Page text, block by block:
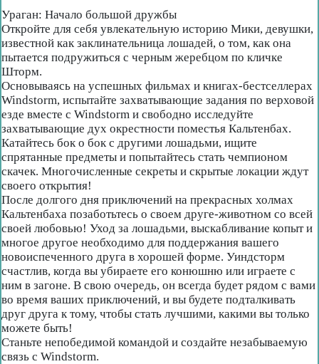
Ураган: Начало большой дружбы
Откройте для себя увлекательную историю Мики, девушки,
известной как заклинательница лошадей, о том, как она
пытается подружиться с черным жеребцом по кличке
Шторм.
Основываясь на успешных фильмах и книгах-бестселлерах
Windstorm, испытайте захватывающие задания по верховой
езде вместе с Windstorm и свободно исследуйте
захватывающие дух окрестности поместья Кальтенбах.
Катайтесь бок о бок с другими лошадьми, ищите
спрятанные предметы и попытайтесь стать чемпионом
скачек. Многочисленные секреты и скрытые локации ждут
своего открытия!
После долгого дня приключений на прекрасных холмах
Кальтенбаха позаботьтесь о своем друге-животном со всей
своей любовью! Уход за лошадьми, выскабливание копыт и
многое другое необходимо для поддержания вашего
новоиспеченного друга в хорошей форме. Уиндсторм
счастлив, когда вы убираете его конюшню или играете с
ним в загоне. В свою очередь, он всегда будет рядом с вами
во время ваших приключений, и вы будете подталкивать
друг друга к тому, чтобы стать лучшими, какими вы только
можете быть!
Станьте непобедимой командой и создайте незабываемую
связь с Windstorm.